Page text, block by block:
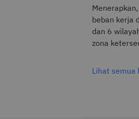
beban kerja
dan 6
zona
Lihat semua